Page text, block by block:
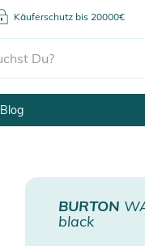
Käuferschutz bis 20000€
Blog
BURTON
black